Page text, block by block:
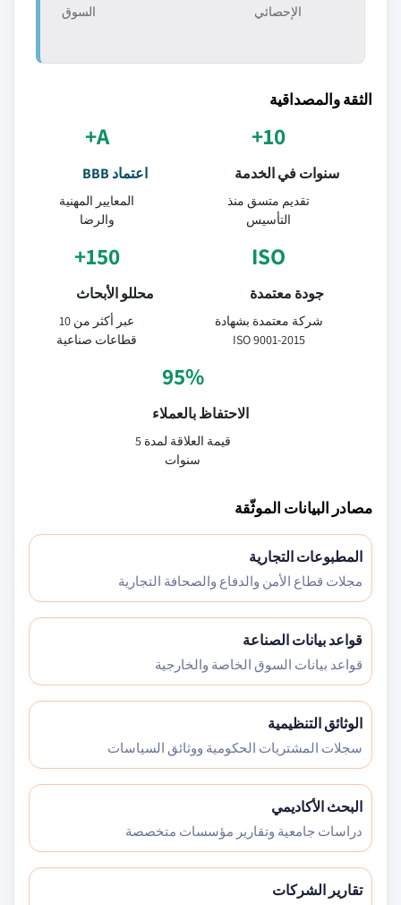
الإحصائي السوق
الثقة والمصداقية
10+
سنوات في الخدمة
تقديم متسق منذ
التأسيس
A+
اعتماد BBB
المعايير المهنية
والرضا
ISO
جودة معتمدة
شركة معتمدة بشهادة
ISO 9001-2015
150+
محللو الأبحاث
عبر أكثر من 10
قطاعات صناعية
95%
الاحتفاظ بالعملاء
قيمة العلاقة لمدة 5
سنوات
مصادر البيانات الموثّقة
المطبوعات التجارية
مجلات قطاع الأمن والدفاع والصحافة التجارية
قواعد بيانات الصناعة
قواعد بيانات السوق الخاصة والخارجية
الوثائق التنظيمية
سجلات المشتريات الحكومية ووثائق السياسات
البحث الأكاديمي
دراسات جامعية وتقارير مؤسسات متخصصة
تقارير الشركات